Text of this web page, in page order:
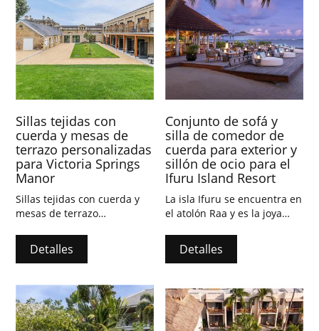
Sillas tejidas con
cuerda y mesas de
terrazo personalizadas
para Victoria Springs
Manor
Sillas tejidas con cuerda y
mesas de terrazo
Springs Manor, Australia.
Detalles
Conjunto de sofá y
silla de comedor de
cuerda para exterior y
sillón de ocio para el
Ifuru Island Resort
La isla Ifuru se encuentra en
el atolón Raa y es la joya
de las Maldivas.
Detalles